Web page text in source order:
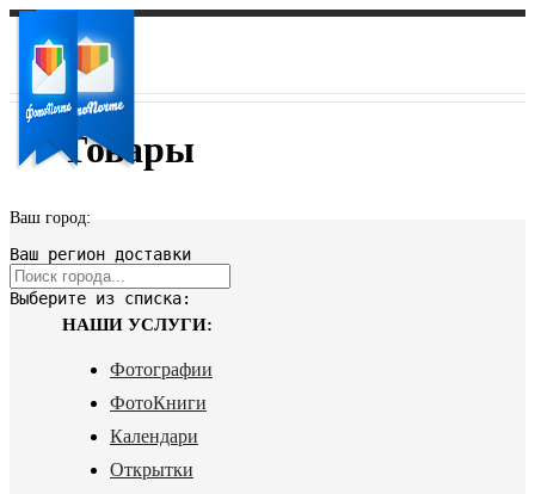
Ваш город:
Ваш регион доставки
Выберите из списка:
Товары
НАШИ УСЛУГИ:
Фотографии
ФотоКниги
Календари
Открытки